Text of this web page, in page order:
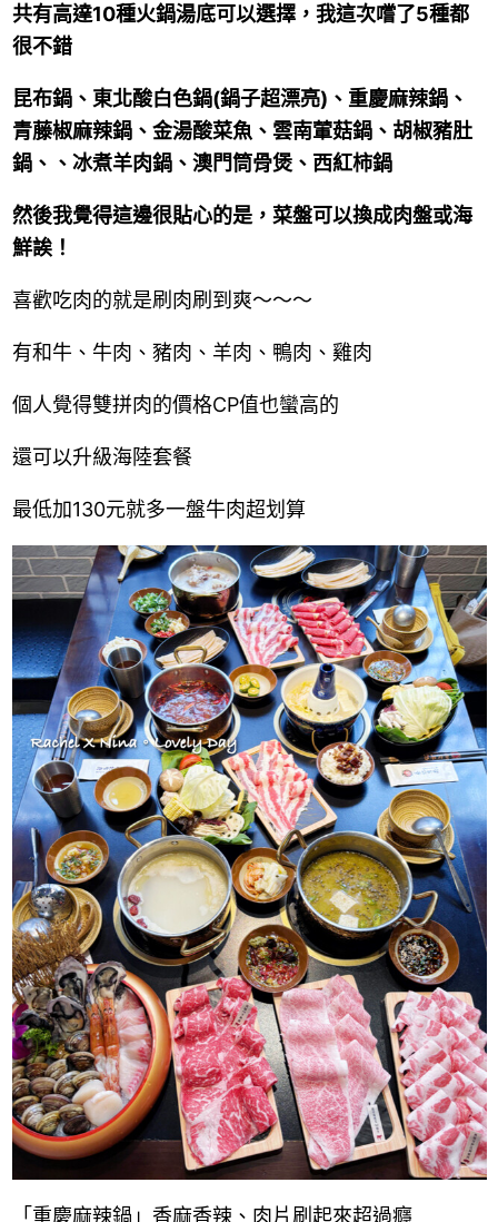
共有高達10種火鍋湯底可以選擇，我這次嚐了5種都
很不錯
昆布鍋、東北酸白色鍋(鍋子超漂亮)、重慶麻辣鍋、
青藤椒麻辣鍋、金湯酸菜魚、雲南葷菇鍋、胡椒豬肚
鍋、、冰煮羊肉鍋、澳門筒骨煲、西紅柿鍋
然後我覺得這邊很貼心的是，菜盤可以換成肉盤或海
鮮誒！
喜歡吃肉的就是刷肉刷到爽～～～
有和牛、牛肉、豬肉、羊肉、鴨肉、雞肉
個人覺得雙拼肉的價格CP值也蠻高的
還可以升級海陸套餐
最低加130元就多一盤牛肉超划算
「重慶麻辣鍋」香麻香辣、肉片刷起來超過癮